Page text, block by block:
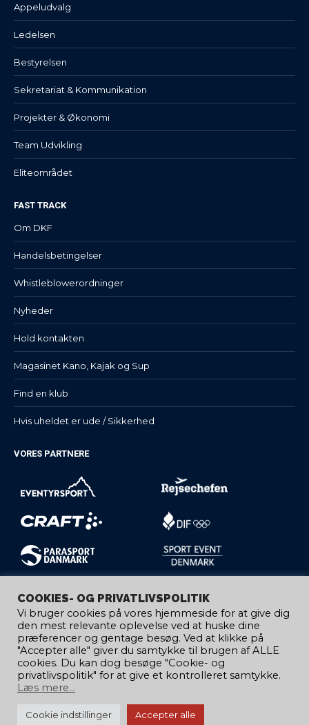
Appeludvalg
Ledelsen
Bestyrelsen
Sekretariat & Kommunikation
Projekter & Økonomi
Team Udvikling
Eliteområdet
FAST TRACK
Om DKF
Handelsbetingelser
Whistleblowerordninger
Nyheder
Hold kontakten
Magasinet Kano, Kajak og Sup
Find en klub
Hvis uheldet er ude / Sikkerhed
VORES PARTNERE
© 2020 Copyright Dansk Kano og Kajak Forbund | Design by:
COOKIES- OG PRIVATLIVSPOLITIK
Vi bruger cookies på vores hjemmeside for at give dig
den mest relevante oplevelse ved at huske dine
præferencer og gentage besøg. Ved at klikke på
"Accepter alle" giver du samtykke til brugen af ​​ALLE
cookies. Du kan dog besøge "Cookie- og
privatlivspolitik" for at give et kontrolleret samtykke.
Læs mere...
Cookie indstillinger Accepter alle